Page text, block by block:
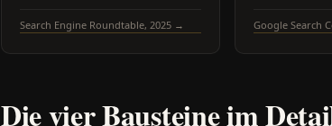
Search Engine Roundtable, 2025 → Google Search
Die vier Bausteine im